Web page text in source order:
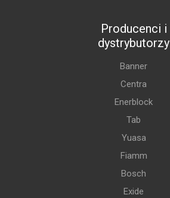
Producenci i
dystrybutorzy
Banner
Centra
Enerblock
Tab
Yuasa
Fiamm
Bosch
Exide